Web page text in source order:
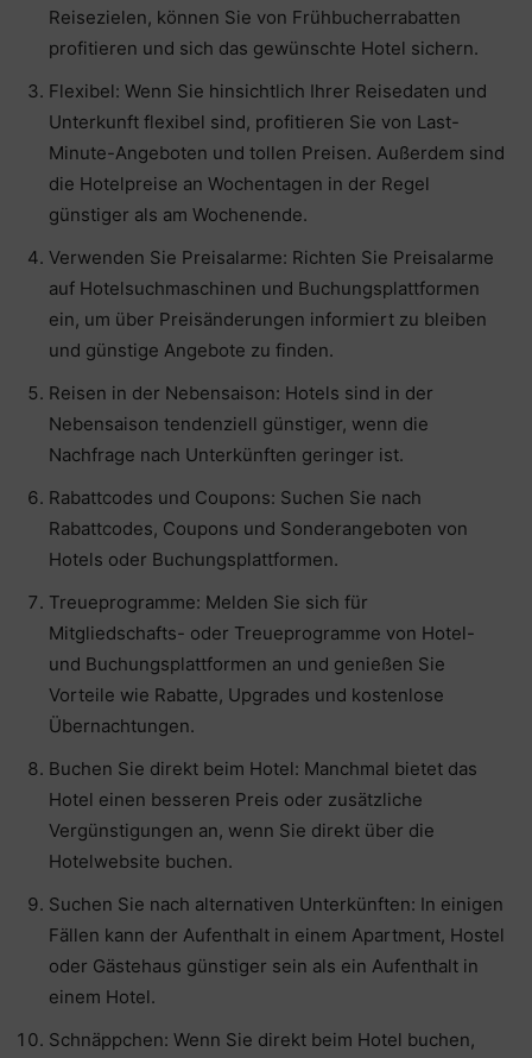
Reisezielen, können Sie von Frühbucherrabatten
profitieren und sich das gewünschte Hotel sichern.
Flexibel: Wenn Sie hinsichtlich Ihrer Reisedaten und
Unterkunft flexibel sind, profitieren Sie von Last-
Minute-Angeboten und tollen Preisen. Außerdem sind
die Hotelpreise an Wochentagen in der Regel
günstiger als am Wochenende.
Verwenden Sie Preisalarme: Richten Sie Preisalarme
auf Hotelsuchmaschinen und Buchungsplattformen
ein, um über Preisänderungen informiert zu bleiben
und günstige Angebote zu finden.
Reisen in der Nebensaison: Hotels sind in der
Nebensaison tendenziell günstiger, wenn die
Nachfrage nach Unterkünften geringer ist.
Rabattcodes und Coupons: Suchen Sie nach
Rabattcodes, Coupons und Sonderangeboten von
Hotels oder Buchungsplattformen.
Treueprogramme: Melden Sie sich für
Mitgliedschafts- oder Treueprogramme von Hotel-
und Buchungsplattformen an und genießen Sie
Vorteile wie Rabatte, Upgrades und kostenlose
Übernachtungen.
Buchen Sie direkt beim Hotel: Manchmal bietet das
Hotel einen besseren Preis oder zusätzliche
Vergünstigungen an, wenn Sie direkt über die
Hotelwebsite buchen.
Suchen Sie nach alternativen Unterkünften: In einigen
Fällen kann der Aufenthalt in einem Apartment, Hostel
oder Gästehaus günstiger sein als ein Aufenthalt in
einem Hotel.
Schnäppchen: Wenn Sie direkt beim Hotel buchen,